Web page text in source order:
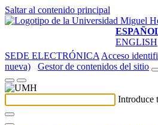
Saltar al contenido principal
ENGLISH
SEDE ELECTRÓNICA Acceso
nueva)
Gestor de contenidos del sitio
Introduce